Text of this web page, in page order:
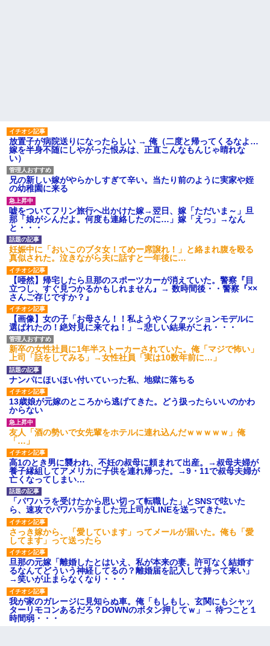
放置子が病院送りになったらしい → 俺（二度と帰ってくるなよ…
嫁を半身不随にしやがった恨みは、正直こんなもんじゃ晴れな
い）
兄の新しい嫁がやらかしすぎて辛い。当たり前のように実家や姪
の幼稚園に来る
嘘をついてフリン旅行へ出かけた嫁→翌日、嫁「ただいま～」旦
那「娘がシんだよ。何度も連絡したのに…」嫁「えっ」→なん
と・・・
妊娠中に「おいこのブタ女！てめー席譲れ！」と絡まれ腹を殴る
真似された。泣きながら夫に話すと一年後に…
【唖然】帰宅したら旦那のスポーツカーが消えていた。警察『目
立つし、すぐ見つかるかもしれません』→ 数時間後・・警察『××
さんご存じですか？』
【画像】女の子「お母さん！！私ようやくファッションモデルに
選ばれたの！絶対見に来てね！」→悲しい結果がこれ・・・
新卒の女性社員に1年半ストーカーされていた。俺「マジで怖い」
上司「話をしてみる」→女性社員「実は10数年前に…」
ナンパにほいほい付いていった私、地獄に落ちる
13歳娘が元嫁のところから逃げてきた。どう扱ったらいいのかわ
からない
友人「酒の勢いで女先輩をホテルに連れ込んだｗｗｗｗｗ」俺
「…」
高1のとき男に襲われ、不妊の叔母に頼まれて出産。→叔母夫婦が
養子縁組してアメリカに子供を連れ帰った。→9・11で叔母夫婦が
亡くなってしまい…
「パワハラを受けたから思い切って転職した」とSNSで呟いた
ら、速攻でパワハラかました元上司がLINEを送ってきた。
さっき嫁から、「愛しています」ってメールが届いた。俺も「愛
してます」って送ったら
旦那の元嫁「離婚したとはいえ、私が本来の妻。許可なく結婚す
るなんてどういう神経してるの？離婚届を記入して持って来い」
→笑いが止まらなくなり・・・
我が家のガレージに見知らぬ車。俺「もしもし、玄関にもシャッ
ターリモコンあるだろ？DOWNのボタン押してｗ」→ 待つこと１
時間弱・・・